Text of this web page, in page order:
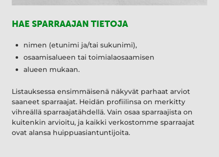
HAE SPARRAAJAN TIETOJA
nimen (etunimi ja/tai sukunimi),
osaamisalueen tai toimialaosaamisen
alueen mukaan.
Listauksessa ensimmäisenä näkyvät parhaat arviot
saaneet sparraajat. Heidän profiilinsa on merkitty
vihreällä sparraajatähdellä. Vain osaa sparraajista on
kuitenkin arvioitu, ja kaikki verkostomme sparraajat
ovat alansa huippuasiantuntijoita.